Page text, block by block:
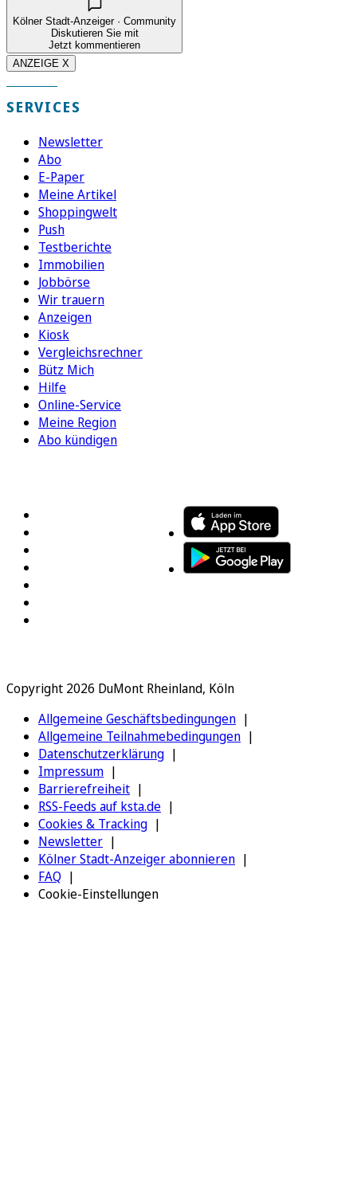
Kölner Stadt-Anzeiger · Community
Diskutieren Sie mit
Jetzt kommentieren
ANZEIGE X
SERVICES
Newsletter
Abo
E-Paper
Meine Artikel
Shoppingwelt
Push
Testberichte
Immobilien
Jobbörse
Wir trauern
Anzeigen
Kiosk
Vergleichsrechner
Bütz Mich
Hilfe
Online-Service
Meine Region
Abo kündigen
Copyright 2026 DuMont Rheinland, Köln
Allgemeine Geschäftsbedingungen
Allgemeine Teilnahmebedingungen
Datenschutzerklärung
Impressum
Barrierefreiheit
RSS-Feeds auf ksta.de
Cookies & Tracking
Newsletter
Kölner Stadt-Anzeiger abonnieren
FAQ
Cookie-Einstellungen